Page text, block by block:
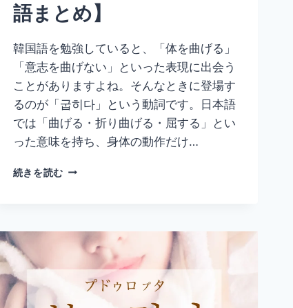
語まとめ】
韓国語を勉強していると、「体を曲げる」
「意志を曲げない」といった表現に出会う
ことがありますよね。そんなときに登場す
るのが「굽히다」という動詞です。日本語
では「曲げる・折り曲げる・屈する」とい
った意味を持ち、身体の動作だけ…
続きを読む 韓